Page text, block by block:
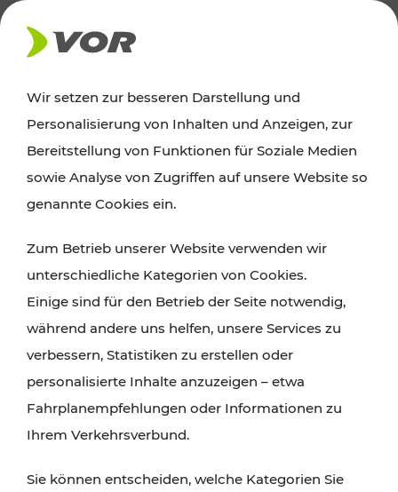
AKTUELLES
News
Alle wichtigen Meldungen zu Fahrplanänderungen,
finden Sie hier im Überblick.
Wir setzen zur besseren Darstellung und
Personalisierung von Inhalten und Anzeigen, zur
Bereitstellung von Funktionen für Soziale Medien
sowie Analyse von Zugriffen auf unsere Website so
genannte Cookies ein.
Zum Betrieb unserer Website verwenden wir
unterschiedliche Kategorien von Cookies.
Einige sind für den Betrieb der Seite notwendig,
während andere uns helfen, unsere Services zu
verbessern, Statistiken zu erstellen oder
personalisierte Inhalte anzuzeigen – etwa
Fahrplanempfehlungen oder Informationen zu
Ihrem Verkehrsverbund.
Sie können entscheiden, welche Kategorien Sie